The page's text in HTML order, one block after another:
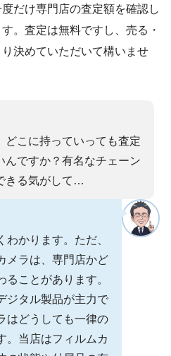
だけ専門店の査定額を確認し
。査定は無料ですし、売る・
決めていただいて構いませ
どこに持っていっても査定
んですか？有名なチェーン
きる気がして…
わかります。ただ、
メラは、専門店かど
ることがあります。
ジタル製品が主力で
はどうしても一律の
。当店はフィルムカ